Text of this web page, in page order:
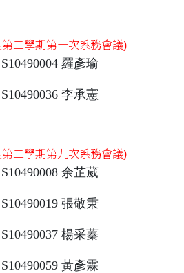
二學期第十次系務會議)
羅彥瑜
李承憲
二學期第九次系務會議)
余芷葳
張敬秉
楊采蓁
黃彥霖